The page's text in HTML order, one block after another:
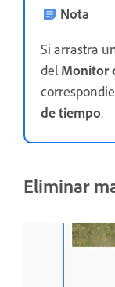
Nota
Si arrastra
del Monitor
de tiempo.
Eliminar